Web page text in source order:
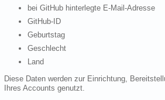
bei GitHub hinterlegte E-Mail-Adresse
GitHub-ID
Geburtstag
Geschlecht
Land
Diese Daten werden zur Einrichtung,
Ihres Accounts genutzt.